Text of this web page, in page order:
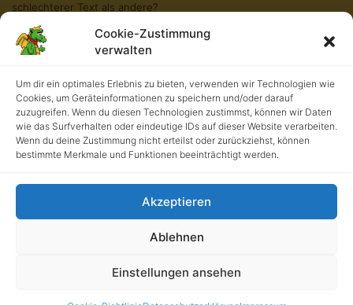
Cookie-Zustimmung
verwalten
Um dir ein optimales Erlebnis zu bieten, verwenden wir Technologien wie
Cookies, um Geräteinformationen zu speichern und/oder darauf
zuzugreifen. Wenn du diesen Technologien zustimmst, können wir Daten
wie das Surfverhalten oder eindeutige IDs auf dieser Website verarbeiten.
Wenn du deine Zustimmung nicht erteilst oder zurückziehst, können
bestimmte Merkmale und Funktionen beeinträchtigt werden.
Akzeptieren
Ablehnen
Einstellungen ansehen
schlechterer Text als andere?
Na gut, ich werde nie in den Bestsellerlisten stehen. Aber andere
Texte schaffen das auch nicht. Und darum stört es mich nicht
lesen, so habe ich als kleiner Blindtext etwas geschafft, wovon all
die richtigen und wichtigen Texte meist nur träumen.
vorbehalten.